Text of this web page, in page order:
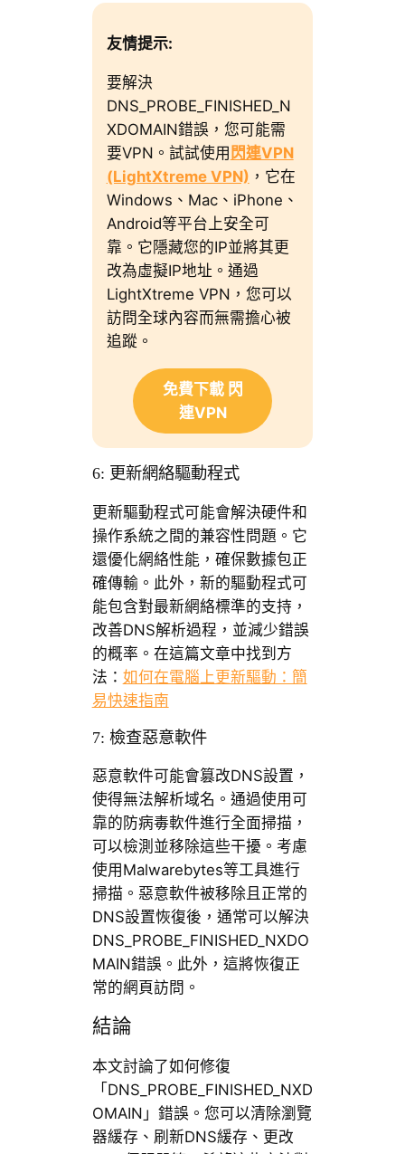
友情提示:
要解決
DNS_PROBE_FINISHED_N
XDOMAIN錯誤，您可能需
要VPN。試試使用 閃連VPN
(LightXtreme VPN) ，它在
Windows、Mac、iPhone、
Android等平台上安全可
靠。它隱藏您的IP並將其更
改為虛擬IP地址。通過
LightXtreme VPN，您可以
訪問全球內容而無需擔心被
追蹤。
免費下載 閃
連VPN
6: 更新網絡驅動程式
更新驅動程式可能會解決硬件和
操作系統之間的兼容性問題。它
還優化網絡性能，確保數據包正
確傳輸。此外，新的驅動程式可
能包含對最新網絡標準的支持，
改善DNS解析過程，並減少錯誤
的概率。在這篇文章中找到方
法： 如何在電腦上更新驅動：簡
易快速指南
7: 檢查惡意軟件
惡意軟件可能會篡改DNS設置，
使得無法解析域名。通過使用可
靠的防病毒軟件進行全面掃描，
可以檢測並移除這些干擾。考慮
使用Malwarebytes等工具進行
掃描。惡意軟件被移除且正常的
DNS設置恢復後，通常可以解決
DNS_PROBE_FINISHED_NXDO
MAIN錯誤。此外，這將恢復正
常的網頁訪問。
結論
本文討論了如何修復
「DNS_PROBE_FINISHED_NXD
OMAIN」錯誤。您可以清除瀏覽
器緩存、刷新DNS緩存、更改